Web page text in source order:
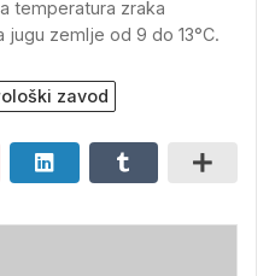
temperatura zraka
jugu zemlje od 9 do 13°C.
zavod